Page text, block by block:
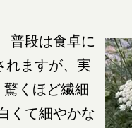
普段は食卓に
れますが、実
くほど繊細
くて細やかな